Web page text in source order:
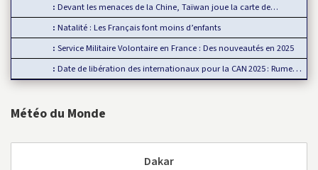
Devant les menaces de la Chine, Taïwan joue la carte de…
Natalité : Les Français font moins d’enfants
Service Militaire Volontaire en France : Des nouveautés en 2025
Date de libération des internationaux pour la CAN 2025 : Rumeur ou…
Météo du Monde
Dakar